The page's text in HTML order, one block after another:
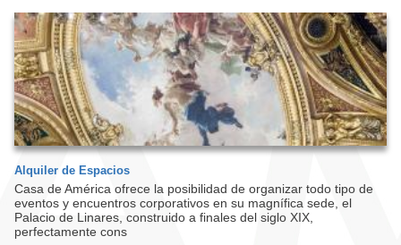
Alquiler de Espacios
Casa de América ofrece la posibilidad de organizar todo tipo de
eventos y encuentros corporativos en su magnífica sede, el
Palacio de Linares, construido a finales del siglo XIX,
perfectamente cons